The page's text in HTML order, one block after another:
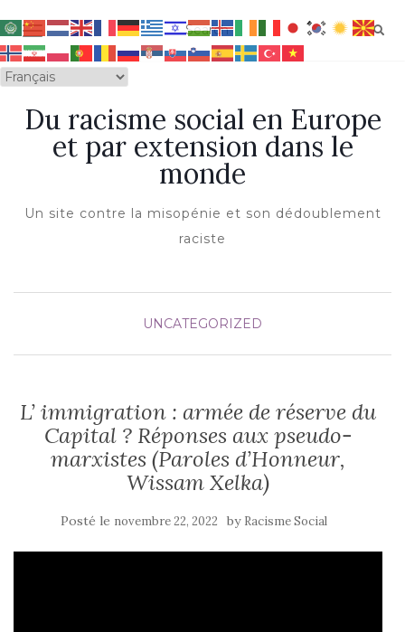
OUVRIR/FERMER LA NAVIGATION
Du racisme social en Europe
et par extension dans le
monde
Un site contre la misopénie et son dédoublement
raciste
UNCATEGORIZED
L’ immigration : armée de réserve du
Capital ? Réponses aux pseudo-
marxistes (Paroles d’Honneur,
Wissam Xelka)
Posté le novembre 22, 2022 by Racisme Social